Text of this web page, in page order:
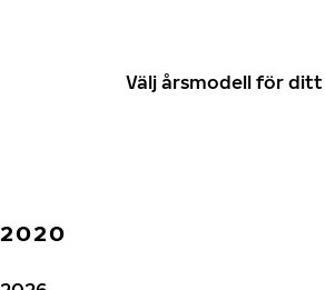
Välj årsmodell för
2020